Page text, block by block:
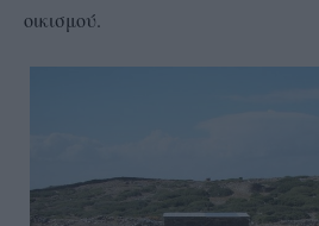
οικισμού.